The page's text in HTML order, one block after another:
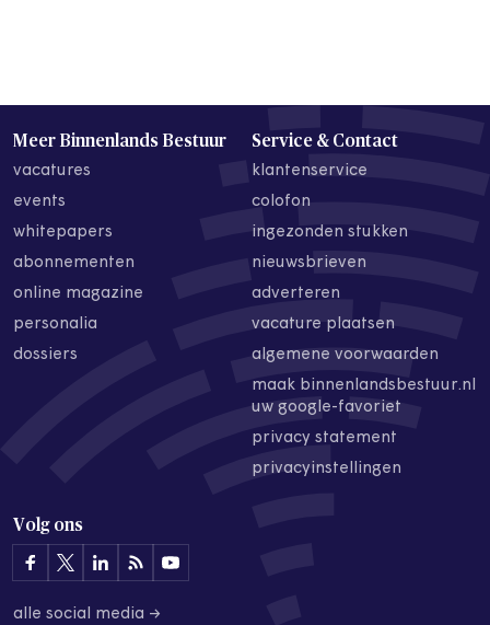
Meer Binnenlands Bestuur
vacatures
events
whitepapers
abonnementen
online magazine
personalia
dossiers
Service & Contact
klantenservice
colofon
ingezonden stukken
nieuwsbrieven
adverteren
vacature plaatsen
algemene voorwaarden
maak binnenlandsbestuur.nl
uw google-favoriet
privacy statement
privacyinstellingen
Volg ons
alle social media →